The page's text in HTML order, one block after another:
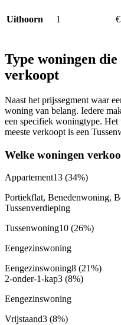
Uithoorn 1
Type woningen
verkoopt
Naast het prijssegment waar
woning van belang. Iedere
een specifiek woningtype.
meeste verkoopt is een
Welke woningen
Appartement13 (34%)
Portiekflat, Benedenwoning,
Tussenverdieping
Tussenwoning10 (26%)
Eengezinswoning
Eengezinswoning8 (21%)
2-onder-1-kap3 (8%)
Eengezinswoning
Vrijstaand3 (8%)